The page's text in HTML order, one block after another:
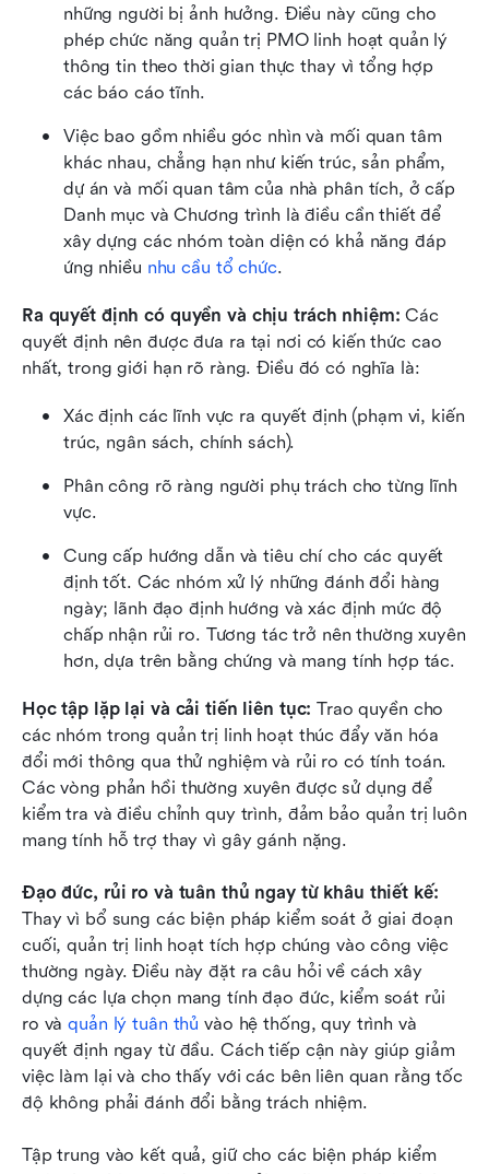
những người bị ảnh hưởng. Điều này cũng cho
phép chức năng quản trị PMO linh hoạt quản lý
thông tin theo thời gian thực thay vì tổng hợp
các báo cáo tĩnh.
Việc bao gồm nhiều góc nhìn và mối quan tâm
khác nhau, chẳng hạn như kiến trúc, sản phẩm,
dự án và mối quan tâm của nhà phân tích, ở cấp
Danh mục và Chương trình là điều cần thiết để
xây dựng các nhóm toàn diện có khả năng đáp
ứng nhiều nhu cầu tổ chức.
Ra quyết định có quyền và chịu trách nhiệm: Các
quyết định nên được đưa ra tại nơi có kiến thức cao
nhất, trong giới hạn rõ ràng. Điều đó có nghĩa là:
Xác định các lĩnh vực ra quyết định (phạm vi, kiến
trúc, ngân sách, chính sách).
Phân công rõ ràng người phụ trách cho từng lĩnh
vực.
Cung cấp hướng dẫn và tiêu chí cho các quyết
định tốt. Các nhóm xử lý những đánh đổi hàng
ngày; lãnh đạo định hướng và xác định mức độ
chấp nhận rủi ro. Tương tác trở nên thường xuyên
hơn, dựa trên bằng chứng và mang tính hợp tác.
Học tập lặp lại và cải tiến liên tục: Trao quyền cho
các nhóm trong quản trị linh hoạt thúc đẩy văn hóa
đổi mới thông qua thử nghiệm và rủi ro có tính toán.
Các vòng phản hồi thường xuyên được sử dụng để
kiểm tra và điều chỉnh quy trình, đảm bảo quản trị luôn
mang tính hỗ trợ thay vì gây gánh nặng.
Đạo đức, rủi ro và tuân thủ ngay từ khâu thiết kế:
Thay vì bổ sung các biện pháp kiểm soát ở giai đoạn
cuối, quản trị linh hoạt tích hợp chúng vào công việc
thường ngày. Điều này đặt ra câu hỏi về cách xây
dựng các lựa chọn mang tính đạo đức, kiểm soát rủi
ro và quản lý tuân thủ vào hệ thống, quy trình và
quyết định ngay từ đầu. Cách tiếp cận này giúp giảm
việc làm lại và cho thấy với các bên liên quan rằng tốc
độ không phải đánh đổi bằng trách nhiệm.
Tập trung vào kết quả, giữ cho các biện pháp kiểm